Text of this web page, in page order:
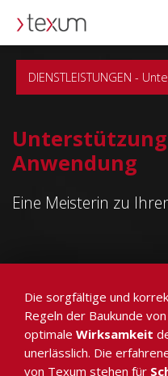
DIENSTLEISTUNGEN -
Anwendung
Eine Meisterin zu
Die sorgfältige und
Regeln der Baukunde
optimale Wirksamkeit
unerlässlich. Die
von Texum stehen für